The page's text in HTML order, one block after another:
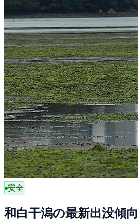
安全
和白干潟の最新出没傾向